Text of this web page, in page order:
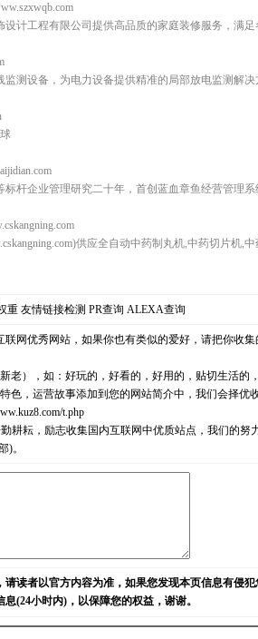
计工程有限公司提供高品质的家庭装修服务，满足
测设备，为电力设备提供精准的局部放电监测解决
杆企业管理研究二十年，首创蓝血章鱼经营管理
供应全自动中药制丸机,中药切片机
重 友情链接检测 PR查询 ALEXA查询
联网优秀网站，如果你也有类似的爱好，请把你收
老），如：好玩的，好看的，好用的，贴切生活的
色，运营故事添加到您的网站简介中，我们会择优
t.php
勤耕耘，励志收集国内互联网中优质站点，我们的
)。
读者以官方内容为准，如果您发现本页信息有侵
(24小时内)，以保障您的权益，谢谢。